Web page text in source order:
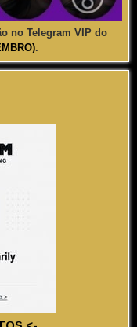
no Telegram VIP do
.